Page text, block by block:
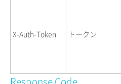
X-Auth-Token トークン